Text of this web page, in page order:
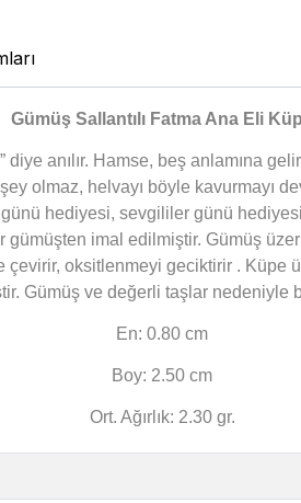
Gümüş Sallantılı Fatma Ana Eli
anılır. Hamse, beş anlamına
olmaz, helvayı böyle kavurmayı
hediyesi, sevgililer günü
imal edilmiştir. Gümüş
çevirir, oksitlenmeyi geciktirir .
Gümüş ve değerli taşlar nedeniyle
En: 0.80 cm
Boy: 2.50 cm
Ort. Ağırlık: 2.30 gr.